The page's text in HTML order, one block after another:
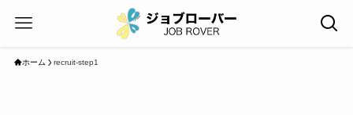
ホーム recruit-step1